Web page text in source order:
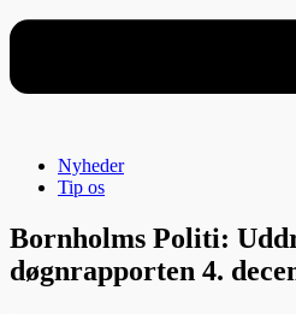
Nyheder
Tip os
Bornholms Politi:
døgnrapporten 4.